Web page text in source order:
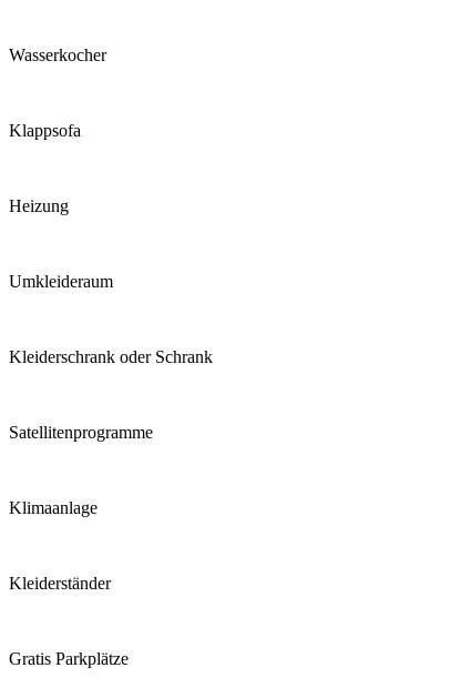
Wasserkocher
Klappsofa
Heizung
Umkleideraum
Kleiderschrank oder Schrank
Satellitenprogramme
Klimaanlage
Kleiderständer
Gratis Parkplätze